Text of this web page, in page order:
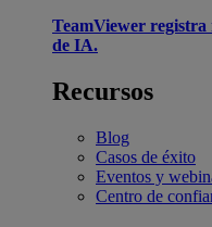
TeamViewer registra
de IA.
Recursos
Blog
Casos de éxito
Eventos y
Centro de